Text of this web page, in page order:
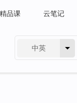
品课 云笔记
中英